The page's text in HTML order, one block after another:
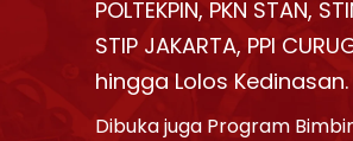
POLTEKPIN, PKN STAN,
STIP JAKARTA, PPI
hingga Lolos Kedinasan.
Dibuka juga Program